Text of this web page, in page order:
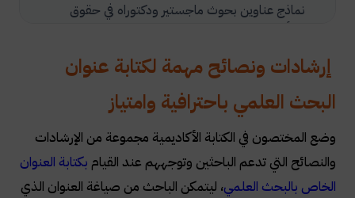
نماذج عناوين بحوث ماجستير ودكتوراه في حقوق
المرأة:
إرشادات ونصائح مهمة لكتابة عنوان
البحث العلمي باحترافية وامتياز
وضع المختصون في الكتابة الأكاديمية مجموعة من الإرشادات
والنصائح التي تدعم الباحثين وتوجههم عند القيام بكتابة العنوان
الخاص بالبحث العلمي، ليتمكن الباحث من صياغة العنوان الذي